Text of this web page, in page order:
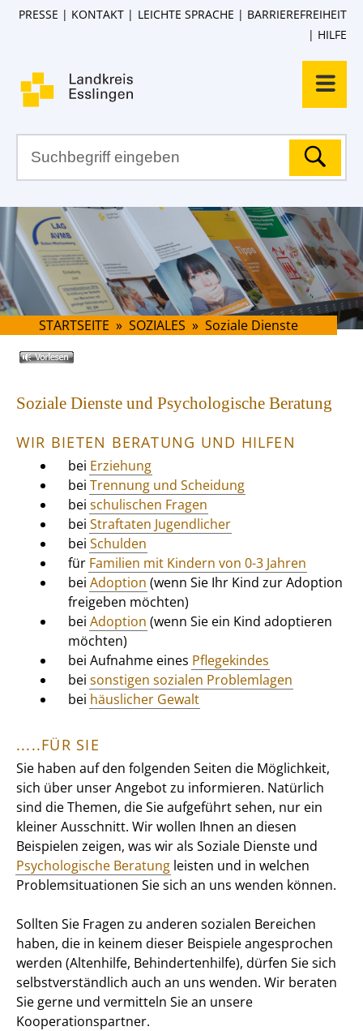
PRESSE KONTAKT LEICHTE SPRACHE
BARRIEREFREIHEIT
HILFE
STARTSEITE » SOZIALES » Soziale Dienste
Soziale Dienste und Psychologische Beratung
WIR BIETEN BERATUNG UND HILFEN
bei Erziehung
bei Trennung und Scheidung
bei schulischen Fragen
bei Straftaten Jugendlicher
bei Schulden
für Familien mit Kindern von 0-3 Jahren
bei Adoption (wenn Sie Ihr Kind zur Adoption
freigeben möchten)
bei Adoption (wenn Sie ein Kind adoptieren
möchten)
bei Aufnahme eines Pflegekindes
bei sonstigen sozialen Problemlagen
bei häuslicher Gewalt
.....FÜR SIE
Sie haben auf den folgenden Seiten die Möglichkeit,
sich über unser Angebot zu informieren. Natürlich
sind die Themen, die Sie aufgeführt sehen, nur ein
kleiner Ausschnitt. Wir wollen Ihnen an diesen
Beispielen zeigen, was wir als Soziale Dienste und
Psychologische Beratung leisten und in welchen
Problemsituationen Sie sich an uns wenden können.
Sollten Sie Fragen zu anderen sozialen Bereichen
haben, die in keinem dieser Beispiele angesprochen
werden (Altenhilfe, Behindertenhilfe), dürfen Sie sich
selbstverständlich auch an uns wenden. Wir beraten
Sie gerne und vermitteln Sie an unsere
Kooperationspartner.